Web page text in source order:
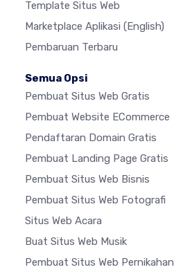
Template Situs Web
Marketplace Aplikasi (English)
Pembaruan Terbaru
Semua Opsi
Pembuat Situs Web Gratis
Pembuat Website ECommerce
Pendaftaran Domain Gratis
Pembuat Landing Page Gratis
Pembuat Situs Web Bisnis
Pembuat Situs Web Fotografi
Situs Web Acara
Buat Situs Web Musik
Pembuat Situs Web Pernikahan